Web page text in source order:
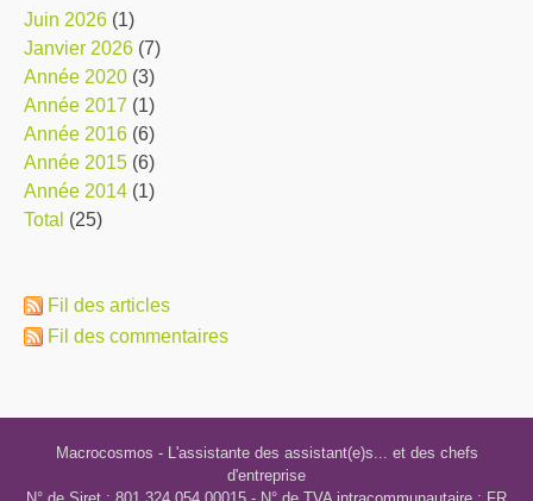
juin 2026 (1)
janvier 2026 (7)
année 2020 (3)
année 2017 (1)
année 2016 (6)
année 2015 (6)
année 2014 (1)
total (25)
Fil des articles
Fil des commentaires
Macrocosmos - L'assistante des assistant(e)s... et des chefs
d'entreprise